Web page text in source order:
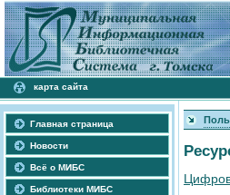
карта сайта
Главная страница
Новости
Всё о МИБС
Библиотеки МИБС